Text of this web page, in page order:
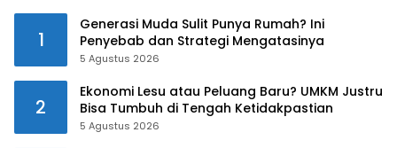
1
Generasi Muda Sulit Punya Rumah? Ini
Penyebab dan Strategi Mengatasinya
5 Agustus 2026
2
Ekonomi Lesu atau Peluang Baru? UMKM Justru
Bisa Tumbuh di Tengah Ketidakpastian
5 Agustus 2026